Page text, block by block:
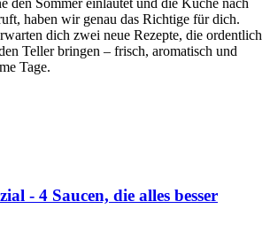
haben wir genau das Richtige für dich.
dich zwei neue Rezepte, die ordentlich
Teller bringen – frisch, aromatisch und
Tage.
- 4 Saucen, die alles besser